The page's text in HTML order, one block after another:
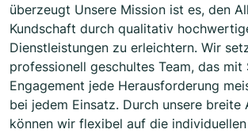
überzeugt Unsere Mission ist es, den
Kundschaft durch qualitativ
Dienstleistungen zu erleichtern. Wir
professionell geschultes Team, das mit
Engagement jede Herausforderung
bei jedem Einsatz. Durch unsere breite
können wir flexibel auf die